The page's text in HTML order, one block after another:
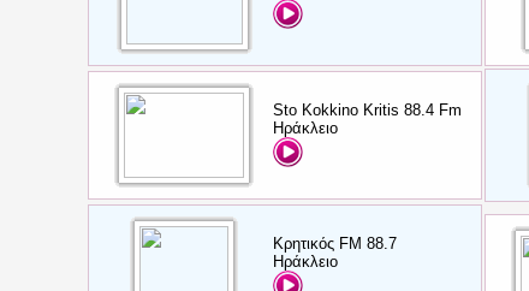
Sto Kokkino Kritis 88.4 Fm
Ηράκλειο
Κρητικός FM 88.7
Ηράκλειο